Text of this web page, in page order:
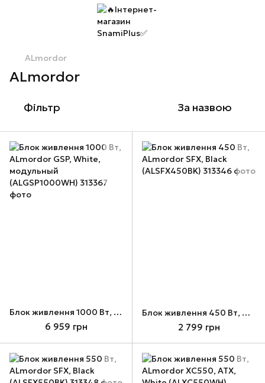
ALmordor
ALmordor
Фільтр За назвою
Блок живлення 1000 Вт, ALmordor GSP, White, модульный (ALGSP1000WH)
6 959 грн
Блок живлення 450 Вт, ALmordor SFX, Black (ALSFX450BK)
2 799 грн